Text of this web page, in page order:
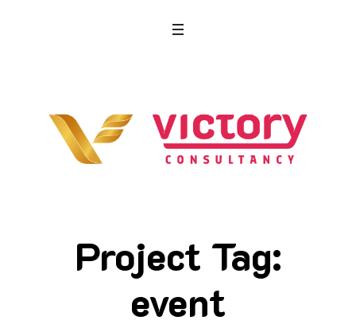
Project Tag:
event